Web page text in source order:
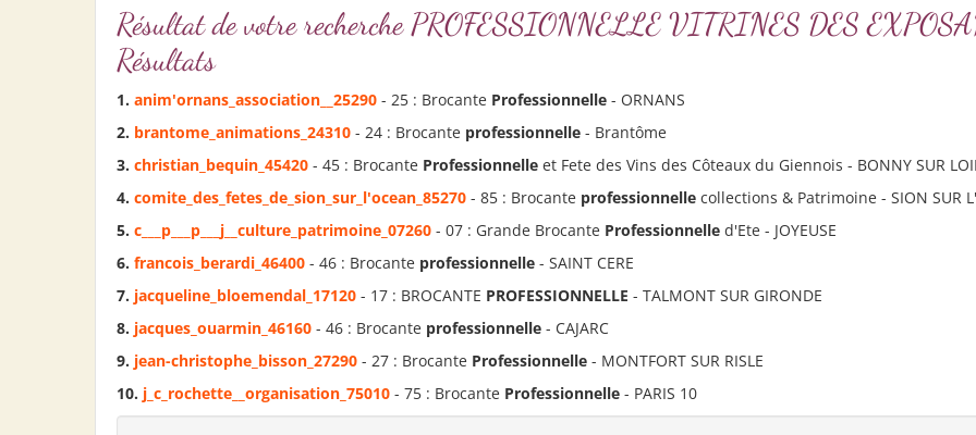
Résultat de votre recherche PROFESSIONNELLE VITRINES DES
Résultats
1. anim'ornans_association__25290 - 25 : Brocante Professionnelle - ORNANS
2. brantome_animations_24310 - 24 : Brocante professionnelle - Brantôme
3. christian_bequin_45420 - 45 : Brocante Professionnelle et Fete des Vins des Côteaux du Giennois - BONNY SUR
4. comite_des_fetes_de_sion_sur_l'ocean_85270 - 85 : Brocante professionnelle collections & Patrimoine - SION SUR
5. c___p___p___j__culture_patrimoine_07260 - 07 : Grande Brocante Professionnelle d'Ete - JOYEUSE
6. francois_berardi_46400 - 46 : Brocante professionnelle - SAINT CERE
7. jacqueline_bloemendal_17120 - 17 : BROCANTE PROFESSIONNELLE - TALMONT SUR GIRONDE
8. jacques_ouarmin_46160 - 46 : Brocante professionnelle - CAJARC
9. jean-christophe_bisson_27290 - 27 : Brocante Professionnelle - MONTFORT SUR RISLE
10. j_c_rochette__organisation_75010 - 75 : Brocante Professionnelle - PARIS 10